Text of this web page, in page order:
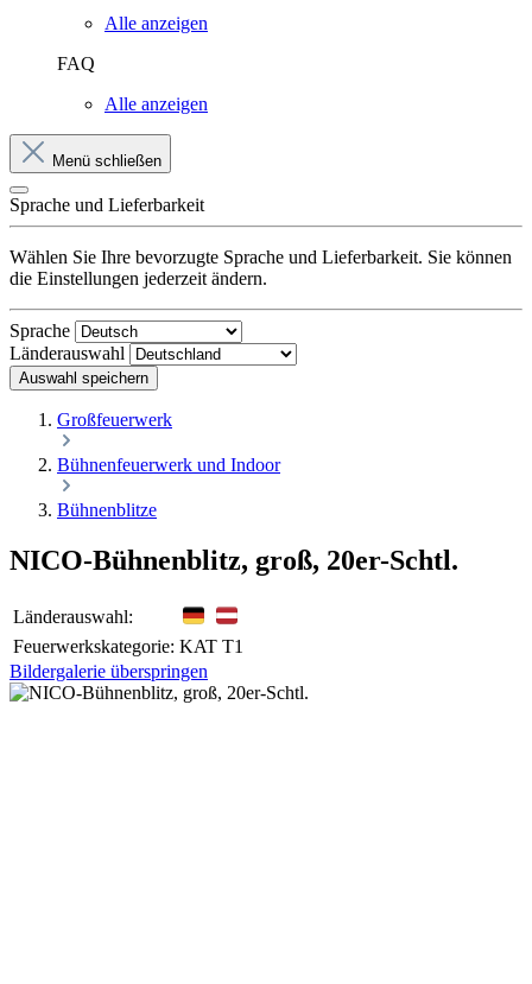
Alle anzeigen
FAQ
Alle anzeigen
Menü schließen
Sprache und Lieferbarkeit
Wählen Sie Ihre bevorzugte Sprache und Lieferbarkeit. Sie können
die Einstellungen jederzeit ändern.
Sprache
Länderauswahl
Auswahl speichern
Großfeuerwerk
Bühnenfeuerwerk und Indoor
Bühnenblitze
NICO-Bühnenblitz, groß, 20er-Schtl.
Länderauswahl:
Feuerwerkskategorie: KAT T1
Bildergalerie überspringen